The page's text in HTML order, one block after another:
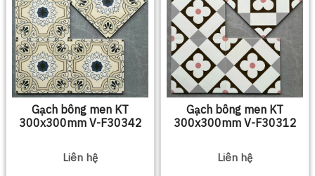
Gạch bông men KT
300x300mm V-F30342
Liên hệ
Gạch bông men KT
300x300mm V-F30312
Liên hệ